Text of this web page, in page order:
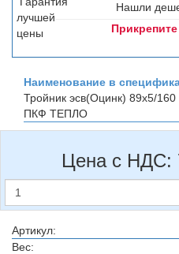
Нашли
Наименование в
Тройник эсв(Оцинк) 89х5/
ПКФ ТЕПЛО
Цена с НДС:
Артикул:
Вес: